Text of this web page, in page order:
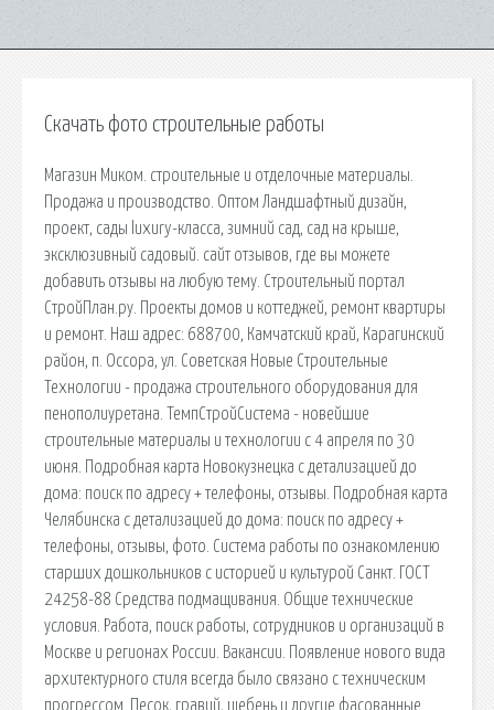
Скачать фото строительные работы
Магазин Миком. cтроительные и отделочные материалы.
Продажа и производство. Оптом Ландшафтный дизайн,
проект, сады luxury-класса, зимний сад, сад на крыше,
эксклюзивный садовый. cайт отзывов, где вы можете
добавить отзывы на любую тему. Строительный портал
СтройПлан.ру. Проекты домов и коттеджей, ремонт квартиры
и ремонт. Наш адрес: 688700, Камчатский край, Карагинский
район, п. Оссора, ул. Советская Новые Строительные
Технологии - продажа строительного оборудования для
пенополиуретана. ТемпСтройСистема - новейшие
строительные материалы и технологии с 4 апреля по 30
июня. Подробная карта Новокузнецка с детализацией до
дома: поиск по адресу + телефоны, отзывы. Подробная карта
Челябинска с детализацией до дома: поиск по адресу +
телефоны, отзывы, фото. Система работы по ознакомлению
старших дошкольников с историей и культурой Санкт. ГОСТ
24258-88 Средства подмащивания. Общие технические
условия. Работа, поиск работы, сотрудников и организаций в
Москве и регионах России. Вакансии. Появление нового вида
архитектурного стиля всегда было связано с техническим
прогрессом. Песок, гравий, щебень и другие фасованные